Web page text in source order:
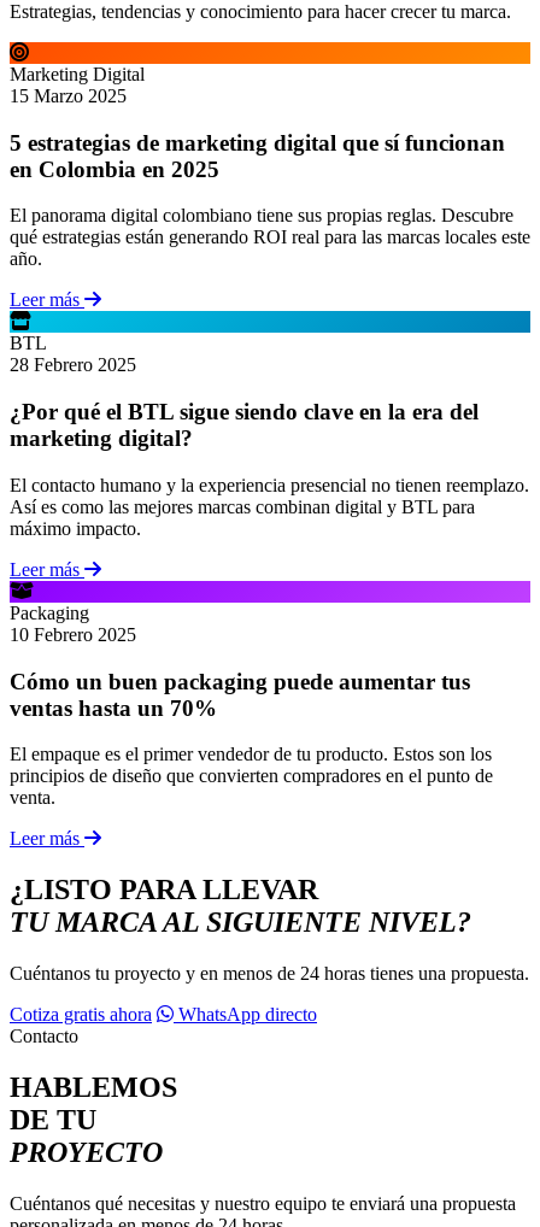
Estrategias, tendencias y conocimiento para hacer crecer tu marca.
Marketing Digital
15 Marzo 2025
5 estrategias de marketing digital que sí funcionan
en Colombia en 2025
El panorama digital colombiano tiene sus propias reglas. Descubre
qué estrategias están generando ROI real para las marcas locales este
año.
Leer más
BTL
28 Febrero 2025
¿Por qué el BTL sigue siendo clave en la era del
marketing digital?
El contacto humano y la experiencia presencial no tienen reemplazo.
Así es como las mejores marcas combinan digital y BTL para
máximo impacto.
Leer más
Packaging
10 Febrero 2025
Cómo un buen packaging puede aumentar tus
ventas hasta un 70%
El empaque es el primer vendedor de tu producto. Estos son los
principios de diseño que convierten compradores en el punto de
venta.
Leer más
¿LISTO PARA LLEVAR
TU MARCA AL SIGUIENTE NIVEL?
Cuéntanos tu proyecto y en menos de 24 horas tienes una propuesta.
Cotiza gratis ahora
WhatsApp directo
Contacto
HABLEMOS
DE TU
PROYECTO
Cuéntanos qué necesitas y nuestro equipo te enviará una propuesta